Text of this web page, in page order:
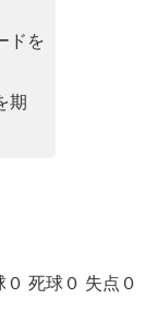
ドを
期
死球０ 失点０